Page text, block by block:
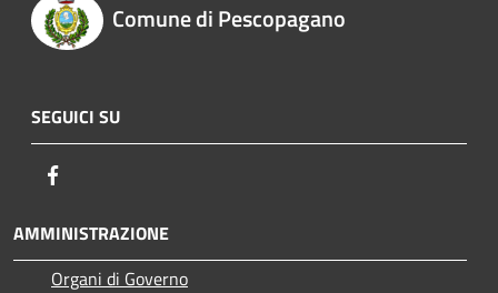
Comune di Pescopagano
SEGUICI SU
AMMINISTRAZIONE
Organi di Governo